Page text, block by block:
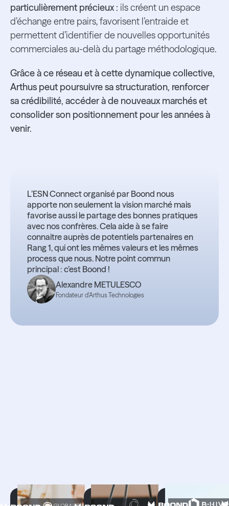
particulièrement précieux : ils créent un espace
d’échange entre pairs, favorisent l’entraide et
permettent d’identifier de nouvelles opportunités
commerciales au-delà du partage méthodologique.
Grâce à ce réseau et à cette dynamique collective,
Arthus peut poursuivre sa structuration, renforcer
sa crédibilité, accéder à de nouveaux marchés et
consolider son positionnement pour les années à
venir.
L’ESN Connect organisé par Boond nous
apporte non seulement la vision marché mais
favorise aussi le partage des bonnes pratiques
avec nos confrères. Cela aide à se faire
connaitre auprès de potentiels partenaires en
Rang 1, qui ont les mêmes valeurs et les mêmes
process que nous. Notre point commun
principal : c’est Boond !
Alexandre METULESCO
Fondateur d'Arthus Technologies